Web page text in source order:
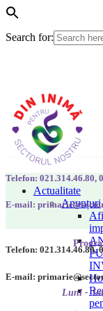
Search for:
Actualitate
Anunțuri
Telefon: 021.314.46.80,
E-mail:
Luni -
Telefon: 021.314.46.80,
E-mail: